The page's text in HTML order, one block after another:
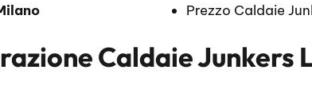
Prezzo Caldaie
Caldaie Junkers